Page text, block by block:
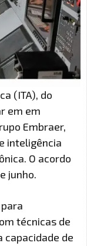
(ITA), do
em em
Embraer,
inteligência
O acordo
junho.
técnicas de
de